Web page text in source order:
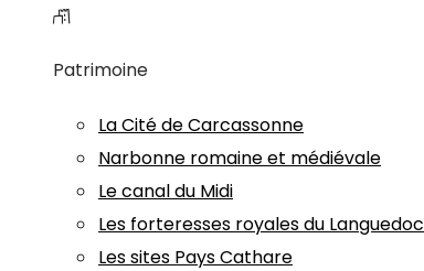
Patrimoine
La Cité de Carcassonne
Narbonne romaine et médiévale
Le canal du Midi
Les forteresses royales du Languedoc
Les sites Pays Cathare